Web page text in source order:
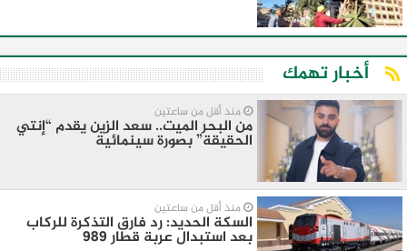
أخبار تهمك
منذ أقل من ساعتين
من البحر الميت.. سعد الزين يقدم “إنتي
الحقيقة” بصورة سينمائية
منذ أقل من ساعتين
السكة الحديد: رد فارق التذكرة للركاب
بعد استبدال عربة قطار 989